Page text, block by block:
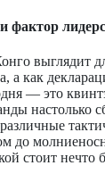
фактор
выглядит
а как
— это
настолько
до
стоит